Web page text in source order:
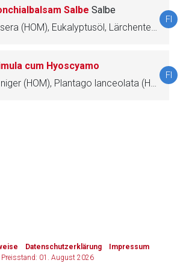
Salbe Salbe
Campher, Drosera (HOM), Eukalyptusöl, Lärchenterpentin, Petasites hybridus (HOM), Plantago lanceolata (HOM), Thymianöl, Wachs, gelbes
FI
cum Hyoscyamo
Hyoscyamus niger (HOM), Plantago lanceolata (HOM), Primula veris (HOM)
FI
Datenschutzerklärung
Impressum
Preisstand: 01. August 2026
Zurück zur rote-liste.de Zur Seite